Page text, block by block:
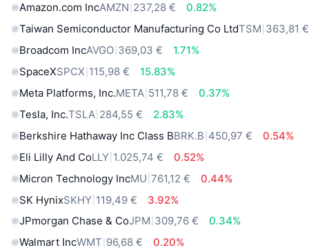
Amazon.com IncAMZN 237,28 €
0.82%
Taiwan Semiconductor Manufacturing Co LtdTSM 363,81 €
Broadcom IncAVGO 369,03 €
1.71%
SpaceXSPCX 115,98 €
15.83%
Meta Platforms, Inc.META 511,78 €
0.37%
Tesla, Inc.TSLA 284,55 €
2.83%
Berkshire Hathaway Inc Class BBRK.B 450,97 €
0.54%
Eli Lilly And CoLLY 1.025,74 €
0.52%
Micron Technology IncMU 761,12 €
0.44%
SK HynixSKHY 119,49 €
3.92%
JPmorgan Chase & CoJPM 309,76 €
0.34%
Walmart IncWMT 96,68 € 0.20%